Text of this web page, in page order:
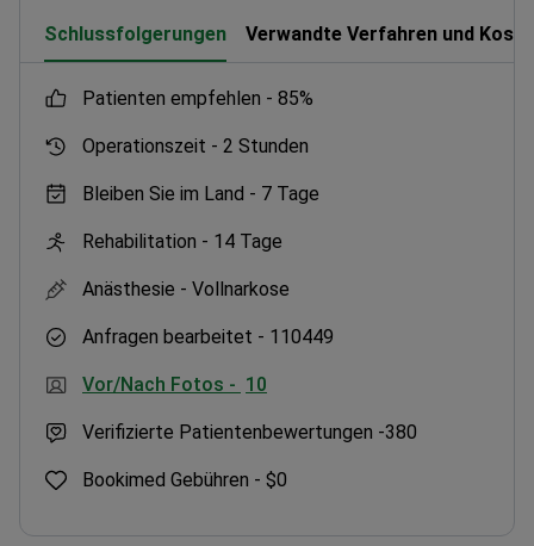
Schlussfolgerungen Verwandte Verfahren und
Patienten empfehlen - 85%
Operationszeit - 2 Stunden
Bleiben Sie im Land - 7 Tage
Rehabilitation - 14 Tage
Anästhesie - Vollnarkose
Anfragen bearbeitet - 110449
Vor/Nach Fotos - 10
Verifizierte Patientenbewertungen -380
Bookimed Gebühren - $0